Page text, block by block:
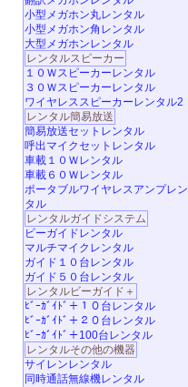
小型メガホン丸レンタル
小型メガホン角レンタル
大型メガホンレンタル
レンタルスピーカー
１０Ｗスピーカーレンタル
３０Ｗスピーカーレンタル
ワイヤレススピーカーレンタル2
レンタル簡易放送
簡易放送セットレンタル
呼出マイクセットレンタル
車載１０Ｗレンタル
車載６０Ｗレンタル
ポータブルワイヤレスアンプレン
タル
レンタルガイドシステム
ビーガイドレンタル
マルチマイクレンタル
ガイド１０台レンタル
ガイド５０台レンタル
レンタルビーガイド＋
ﾋﾞｰｶﾞｲﾄﾞ＋１０台レンタル
ﾋﾞｰｶﾞｲﾄﾞ＋２０台レンタル
ﾋﾞｰｶﾞｲﾄﾞ＋100台レンタル
レンタルその他の機器
サイレンレンタル
同時通話無線機レンタル